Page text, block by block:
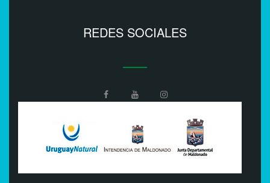
REDES SOCIALES